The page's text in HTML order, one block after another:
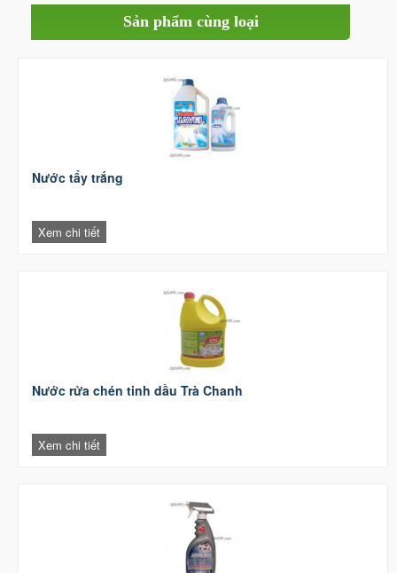
Sản phẩm cùng loại
Nước tẩy trắng
Xem chi tiết
Nước rửa chén tinh dầu Trà Chanh
Xem chi tiết